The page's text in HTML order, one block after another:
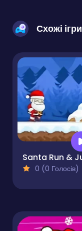
Схожі ігри
0 (0 Голосів)